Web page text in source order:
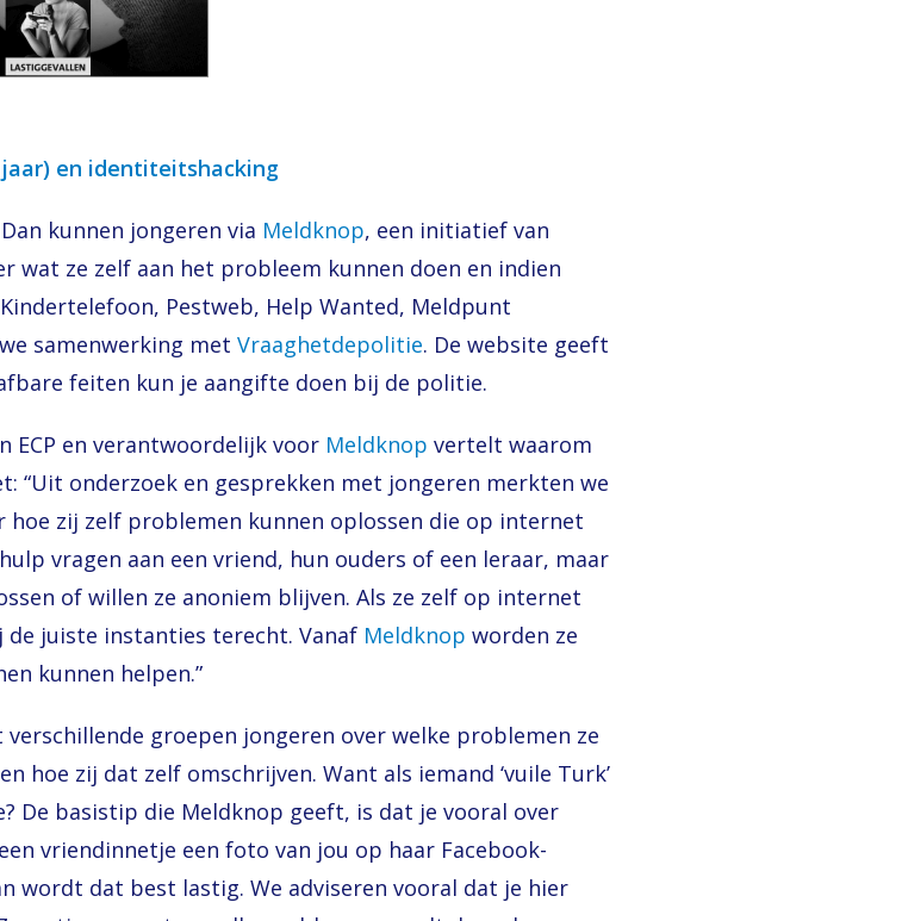
jaar) en identiteitshacking
kunnen jongeren via Meldknop, een initiatief van
wat ze zelf aan het probleem kunnen doen en indien
Pestweb, Help Wanted, Meldpunt
samenwerking met Vraaghetdepolitie. De website geeft
feiten kun je aangifte doen bij de politie.
ECP en verantwoordelijk voor Meldknop vertelt waarom
“Uit onderzoek en gesprekken met jongeren merkten we
zij zelf problemen kunnen oplossen die op internet
vragen aan een vriend, hun ouders of een leraar, maar
of willen ze anoniem blijven. Als ze zelf op internet
de juiste instanties terecht. Vanaf Meldknop worden ze
kunnen helpen.”
groepen jongeren over welke problemen ze
hoe zij dat zelf omschrijven. Want als iemand ‘vuile Turk’
De basistip die Meldknop geeft, is dat je vooral over
vriendinnetje een foto van jou op haar Facebook-
wordt dat best lastig. We adviseren vooral dat je hier